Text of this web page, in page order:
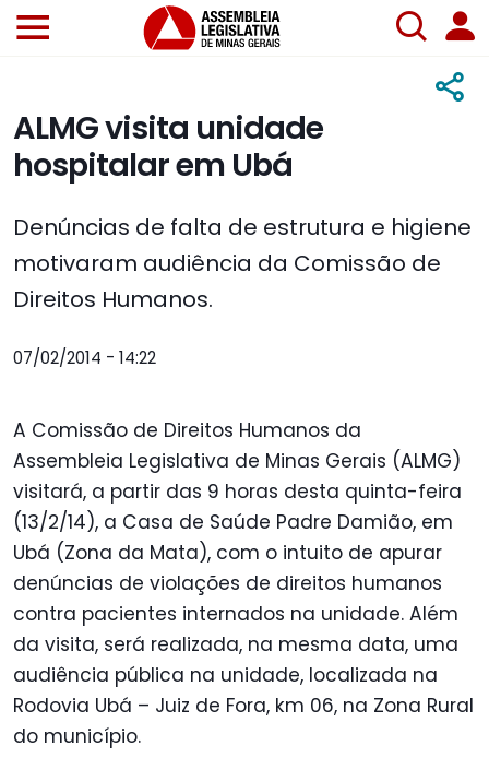
ALMG visita unidade
hospitalar em Ubá
Denúncias de falta de estrutura e higiene
motivaram audiência da Comissão de
Direitos Humanos.
07/02/2014 - 14:22
A Comissão de Direitos Humanos da
Assembleia Legislativa de Minas Gerais (ALMG)
visitará, a partir das 9 horas desta quinta-feira
(13/2/14), a Casa de Saúde Padre Damião, em
Ubá (Zona da Mata), com o intuito de apurar
denúncias de violações de direitos humanos
contra pacientes internados na unidade. Além
da visita, será realizada, na mesma data, uma
audiência pública na unidade, localizada na
Rodovia Ubá – Juiz de Fora, km 06, na Zona Rural
do município.